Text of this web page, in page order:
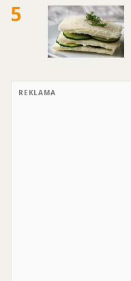
5
REKLAMA